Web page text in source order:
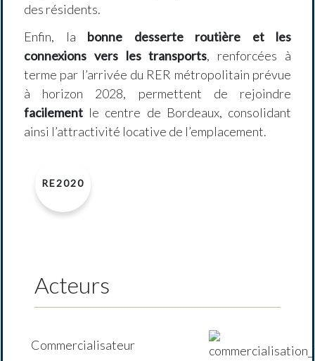
des résidents.
Enfin, la bonne desserte routière et les
connexions vers les transports, renforcées à
terme par l’arrivée du RER métropolitain prévue
à horizon 2028, permettent de rejoindre
facilement le centre de Bordeaux, consolidant
ainsi l’attractivité locative de l’emplacement.
RE2020
Acteurs
Commercialisateur